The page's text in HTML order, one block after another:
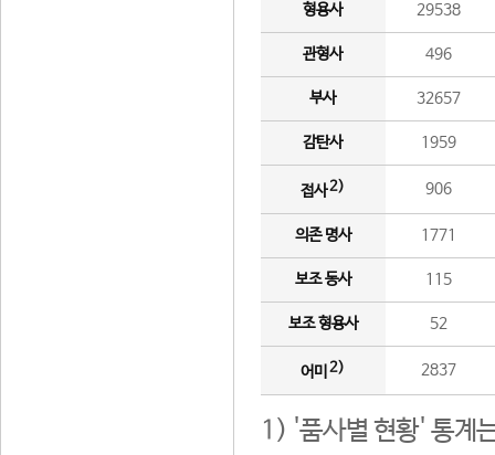
형용사 29538
관형사 496
부사 32657
감탄사 1959
접사2) 906
의존 명사 1771
보조 동사 115
보조 형용사 52
어미 2) 2837
1) '품사별 현황' 통계